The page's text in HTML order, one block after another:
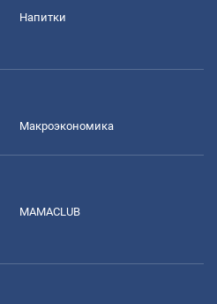
Напитки
Mакроэкономика
MAMACLUB